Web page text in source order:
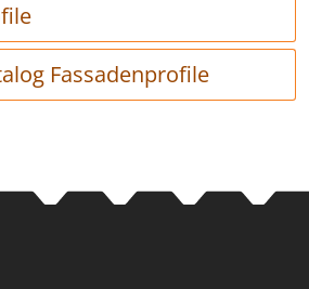
Fassadenprofile